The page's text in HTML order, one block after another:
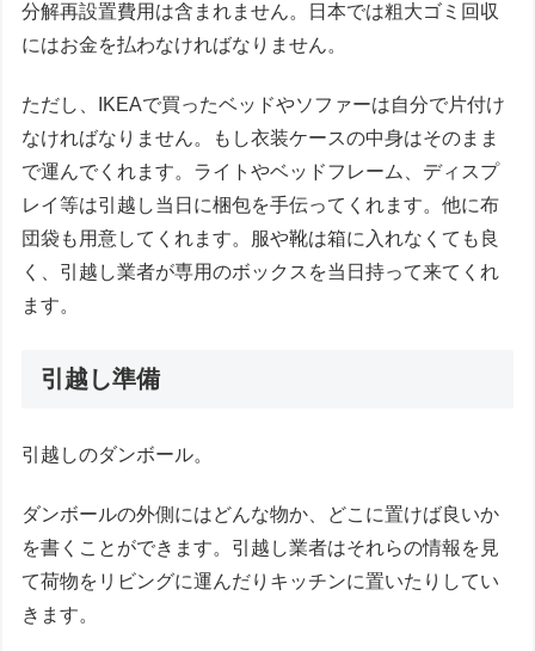
分解再設置費用は含まれません。日本では粗大ゴミ回収
にはお金を払わなければなりません。
ただし、IKEAで買ったベッドやソファーは自分で片付け
なければなりません。もし衣装ケースの中身はそのまま
で運んでくれます。ライトやベッドフレーム、ディスプ
レイ等は引越し当日に梱包を手伝ってくれます。他に布
団袋も用意してくれます。服や靴は箱に入れなくても良
く、引越し業者が専用のボックスを当日持って来てくれ
ます。
引越し準備
引越しのダンボール。
ダンボールの外側にはどんな物か、どこに置けば良いか
を書くことができます。引越し業者はそれらの情報を見
て荷物をリビングに運んだりキッチンに置いたりしてい
きます。